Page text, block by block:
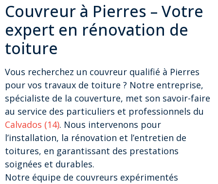
Couvreur à Pierres – Votre
expert en rénovation de
toiture
Vous recherchez un couvreur qualifié à Pierres
pour vos travaux de toiture ? Notre entreprise,
spécialiste de la couverture, met son savoir-faire
au service des particuliers et professionnels du
Calvados (14). Nous intervenons pour
l’installation, la rénovation et l’entretien de
toitures, en garantissant des prestations
soignées et durables.
Notre équipe de couvreurs expérimentés